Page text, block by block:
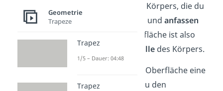
allen Flächen des Körpers, die du
sehen und anfassen
kannst. Die Oberfläche ist also
sowas wie die
Hülledes Körpers.
Da die Oberfläche eine
Fläche ist,
gibst du den
Geometrie
Trapeze
Trapez
1/5 – Dauer: 04:48
Trapez